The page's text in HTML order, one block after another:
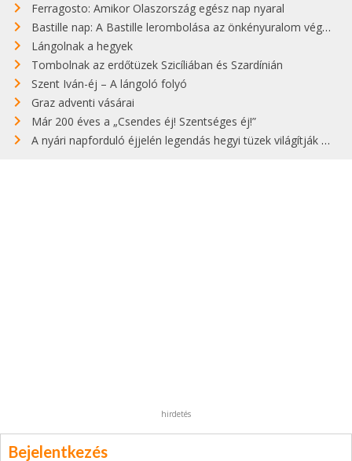
Ferragosto: Amikor Olaszország egész nap nyaral
Bastille nap: A Bastille lerombolása az önkényuralom végét jelentette
Lángolnak a hegyek
Tombolnak az erdőtüzek Szicíliában és Szardínián
Szent Iván-éj – A lángoló folyó
Graz adventi vásárai
Már 200 éves a „Csendes éj! Szentséges éj!”
A nyári napforduló éjjelén legendás hegyi tüzek világítják meg Zugspitzét
hirdetés
Bejelentkezés